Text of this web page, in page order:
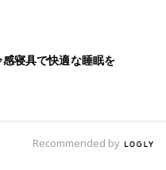
感寝具で快適な睡眠を
Recommended by